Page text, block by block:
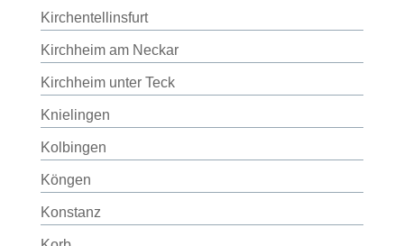
Kirchentellinsfurt
Kirchheim am Neckar
Kirchheim unter Teck
Knielingen
Kolbingen
Köngen
Konstanz